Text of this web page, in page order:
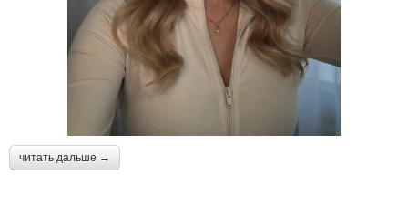
читать дальше →